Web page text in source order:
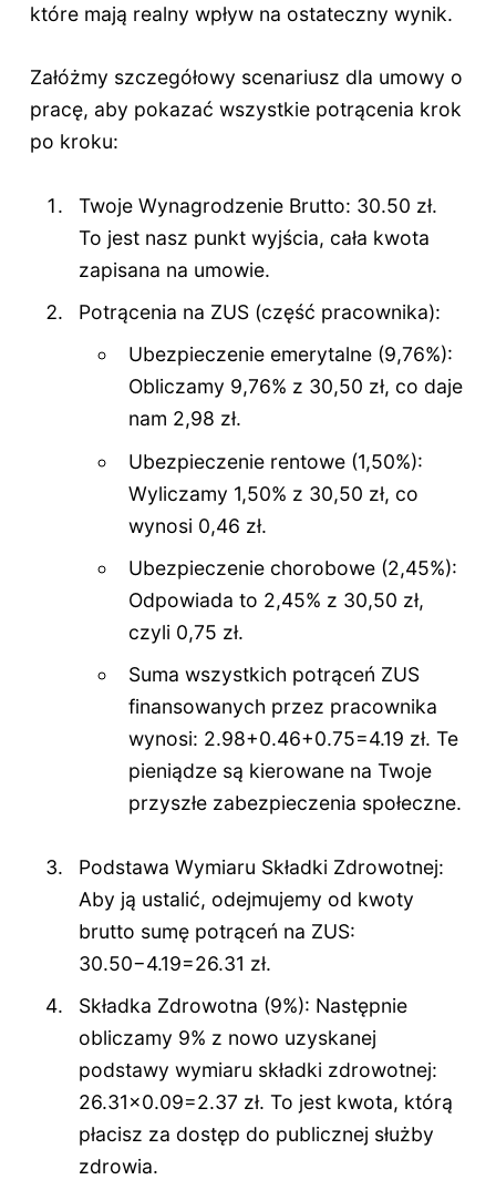
które mają realny wpływ na ostateczny wynik.
Załóżmy szczegółowy scenariusz dla umowy o
pracę, aby pokazać wszystkie potrącenia krok
po kroku:
Twoje Wynagrodzenie Brutto: 30.50 zł.
To jest nasz punkt wyjścia, cała kwota
zapisana na umowie.
Potrącenia na ZUS (część pracownika):
Ubezpieczenie emerytalne (9,76%):
Obliczamy 9,76% z 30,50 zł, co daje
nam 2,98 zł.
Ubezpieczenie rentowe (1,50%):
Wyliczamy 1,50% z 30,50 zł, co
wynosi 0,46 zł.
Ubezpieczenie chorobowe (2,45%):
Odpowiada to 2,45% z 30,50 zł,
czyli 0,75 zł.
Suma wszystkich potrąceń ZUS
finansowanych przez pracownika
wynosi: 2.98+0.46+0.75=4.19 zł. Te
pieniądze są kierowane na Twoje
przyszłe zabezpieczenia społeczne.
Podstawa Wymiaru Składki Zdrowotnej:
Aby ją ustalić, odejmujemy od kwoty
brutto sumę potrąceń na ZUS:
30.50−4.19=26.31 zł.
Składka Zdrowotna (9%): Następnie
obliczamy 9% z nowo uzyskanej
podstawy wymiaru składki zdrowotnej:
26.31×0.09=2.37 zł. To jest kwota, którą
płacisz za dostęp do publicznej służby
zdrowia.